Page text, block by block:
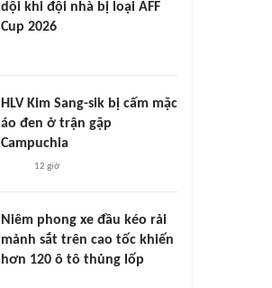
dội khi đội nhà bị loại AFF
Cup 2026
HLV Kim Sang-sik bị cấm mặc
áo đen ở trận gặp
Campuchia
12 giờ
Niêm phong xe đầu kéo rải
mảnh sắt trên cao tốc khiến
hơn 120 ô tô thủng lốp